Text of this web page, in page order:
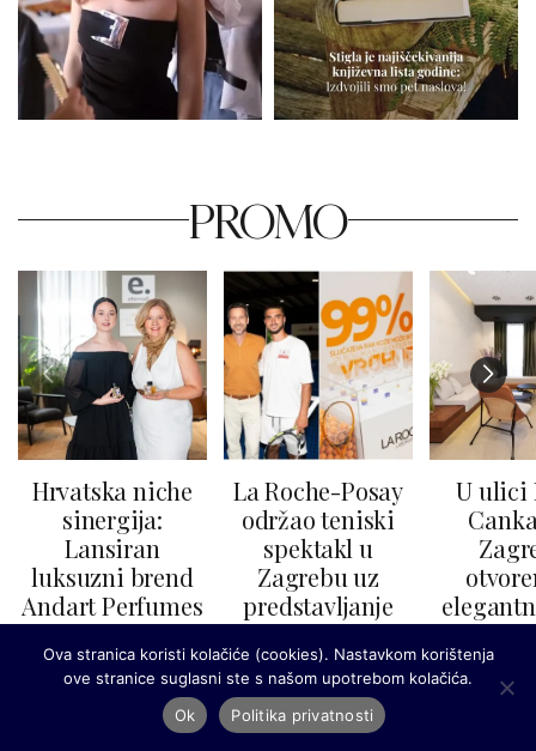
PROMO
Hrvatska niche
sinergija:
Lansiran
luksuzni brend
Andart Perfumes
koji spaja
jadransku
prirodu i
umjetnost
La Roche-Posay
održao teniski
spektakl u
Zagrebu uz
predstavljanje
nove linije za
zaštitu od sunca
U ulici
Ova stranica koristi kolačiće (cookies). Nastavkom korištenja
ove stranice suglasni ste s našom upotrebom kolačića.
Ok
Politika privatnosti